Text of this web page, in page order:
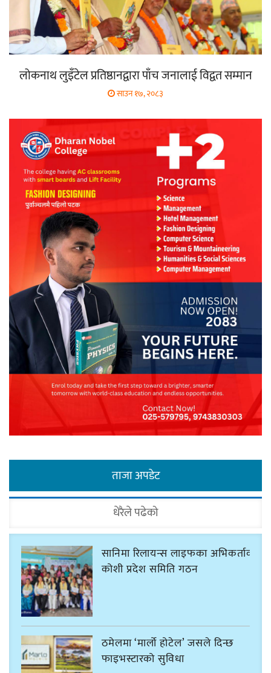
लोकनाथ लुइँटेल प्रतिष्ठानद्वारा पाँच जनालाई विद्वत सम्मान
साउन १७, २०८३
ताजा अपडेट
धेरैले पढेको
सानिमा रिलायन्स लाइफका अभिकर्ताको
कोशी प्रदेश समिति गठन
ठमेलमा ‘मार्लो होटेल’ जसले दिन्छ
फाइभस्टारको सुविधा